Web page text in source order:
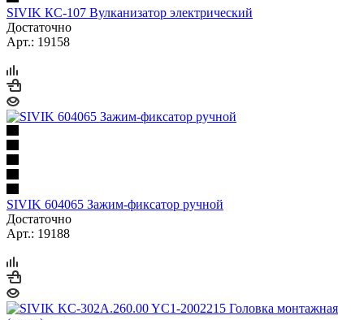
SIVIK КС-107 Вулканизатор электрический
Достаточно
Арт.: 19158
SIVIK 604065 Зажим-фиксатор ручной
Достаточно
Арт.: 19188